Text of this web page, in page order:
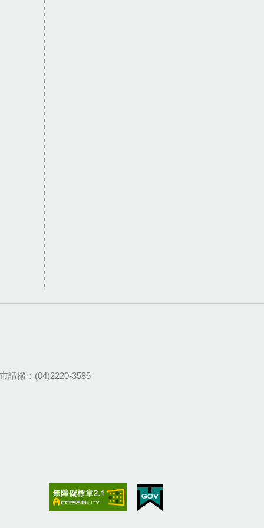
請撥：(04)2220-3585